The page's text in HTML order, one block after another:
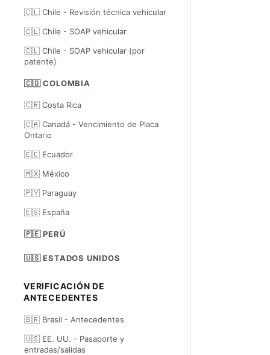
🇨🇱 Chile - Revisión técnica vehicular
🇨🇱 Chile - SOAP vehicular
🇨🇱 Chile - SOAP vehicular (por
patente)
🇨🇴 COLOMBIA
🇨🇷 Costa Rica
🇨🇦 Canadá - Vencimiento de Placa
Ontario
🇪🇨 Ecuador
🇲🇽 México
🇵🇾 Paraguay
🇪🇸 España
🇵🇪 PERÚ
🇺🇸 ESTADOS UNIDOS
VERIFICACIÓN DE
ANTECEDENTES
🇧🇷 Brasil - Antecedentes
🇺🇸 EE. UU. - Pasaporte y
entradas/salidas